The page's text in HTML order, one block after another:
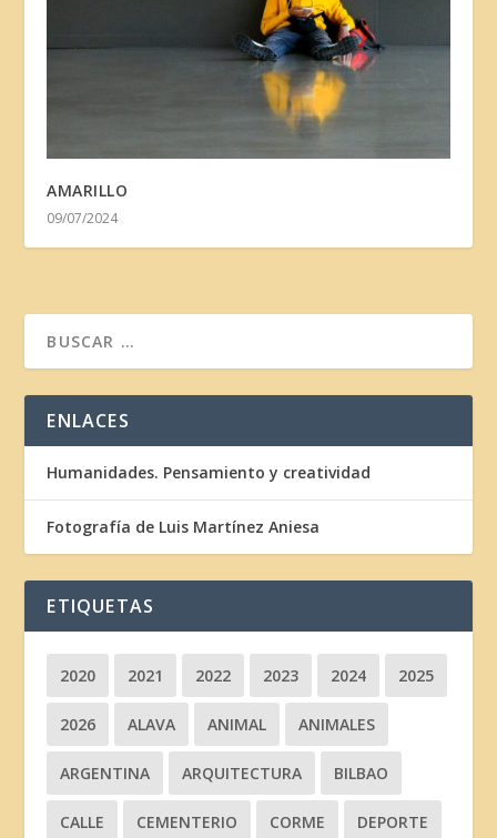
AMARILLO
09/07/2024
ENLACES
Humanidades. Pensamiento y creatividad
Fotografía de Luis Martínez Aniesa
ETIQUETAS
2020 2021 2022 2023 2024 2025
2026 ALAVA ANIMAL ANIMALES
ARGENTINA ARQUITECTURA BILBAO
CALLE CEMENTERIO CORME DEPORTE